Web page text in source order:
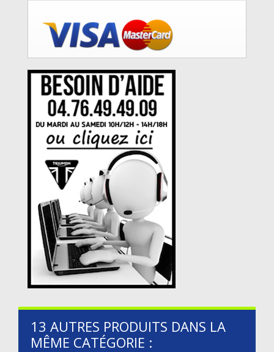
13 AUTRES PRODUITS DANS LA
MÊME CATÉGORIE :